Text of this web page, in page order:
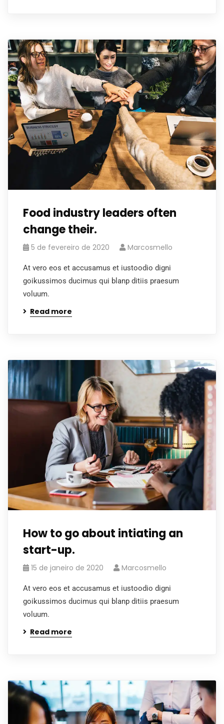
Food industry leaders often
change their.
5 de fevereiro de 2020 Marcosmello
At vero eos et accusamus et iustoodio digni
goikussimos ducimus qui blanp ditiis praesum
voluum.
Read more
How to go about intiating an
start-up.
15 de janeiro de 2020 Marcosmello
At vero eos et accusamus et iustoodio digni
goikussimos ducimus qui blanp ditiis praesum
voluum.
Read more